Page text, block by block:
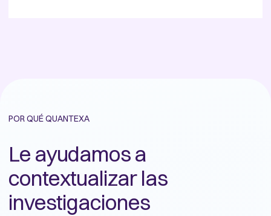
POR QUÉ QUANTEXA
Le ayudamos a
contextualizar las
investigaciones